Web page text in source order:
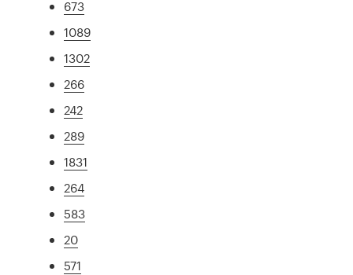
673
1089
1302
266
242
289
1831
264
583
20
571